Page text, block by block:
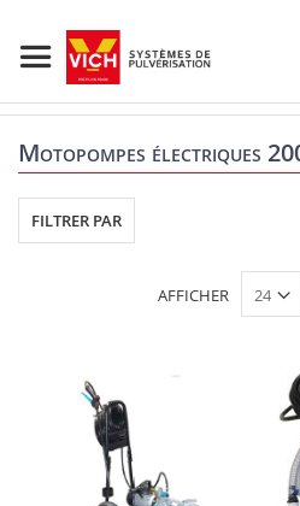
au
contenu
Motopompes électriques
AFFICHER
FILTRER PAR